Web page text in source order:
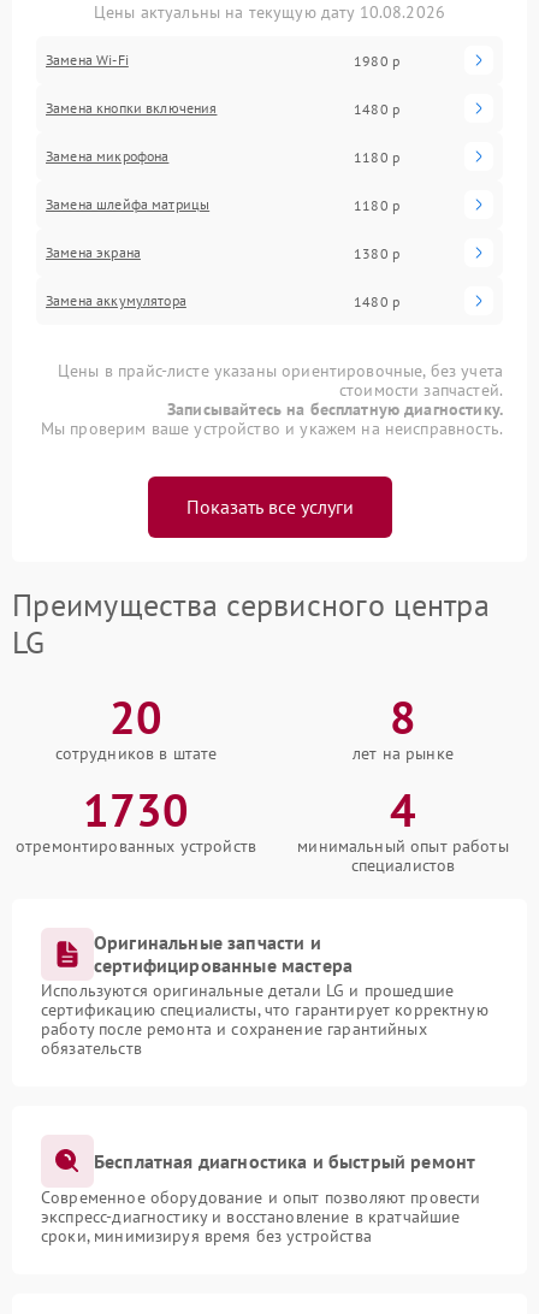
Цены актуальны на текущую дату 10.08.2026
Замена Wi-Fi 1980 р
Замена кнопки включения 1480 р
Замена микрофона 1180 р
Замена шлейфа матрицы 1180 р
Замена экрана 1380 р
Замена аккумулятора 1480 р
Цены в прайс-листе указаны ориентировочные, без учета
стоимости запчастей.
Записывайтесь на бесплатную диагностику.
Мы проверим ваше устройство и укажем на неисправность.
Показать все услуги
Преимущества сервисного центра
LG
20
сотрудников в штате
8
лет на рынке
1730
отремонтированных устройств
4
минимальный опыт работы
специалистов
Оригинальные запчасти и
сертифицированные мастера
Используются оригинальные детали LG и прошедшие
сертификацию специалисты, что гарантирует корректную
работу после ремонта и сохранение гарантийных
обязательств
Бесплатная диагностика и быстрый ремонт
Современное оборудование и опыт позволяют провести
экспресс-диагностику и восстановление в кратчайшие
сроки, минимизируя время без устройства